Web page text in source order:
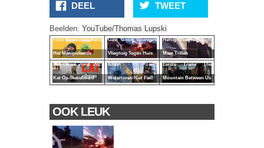
DEEL TWEET
Beelden: YouTube/Thomas Lupski
Fruit Voordat De Mens
Het Manipuleerde
Gast Gooit Vuurwerk
Vliegtuig Tegen Huis
Heftig! Vliegtuig Blijft
Maar Trillen
Hupsakee! Viral 202!
Kat Op Skateboard
Kraan Trekt
Watertoren Niet Fail!
Eerste Trailer The
Mountain Between Us
OOK LEUK